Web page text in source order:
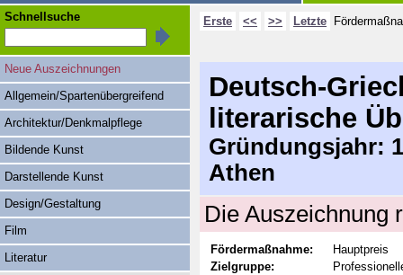
Erste << >> Letzte
Deutsch-
literarische
Gründungsjahr:
Athen
Die Auszeichnung
Fördermaßnahme:
Hauptpreis
Zielgruppe:
Schnellsuche
Neue Auszeichnungen
Allgemein/Spartenübergreifend
Architektur/Denkmalpflege
Bildende Kunst
Darstellende Kunst
Design/Gestaltung
Film
Literatur